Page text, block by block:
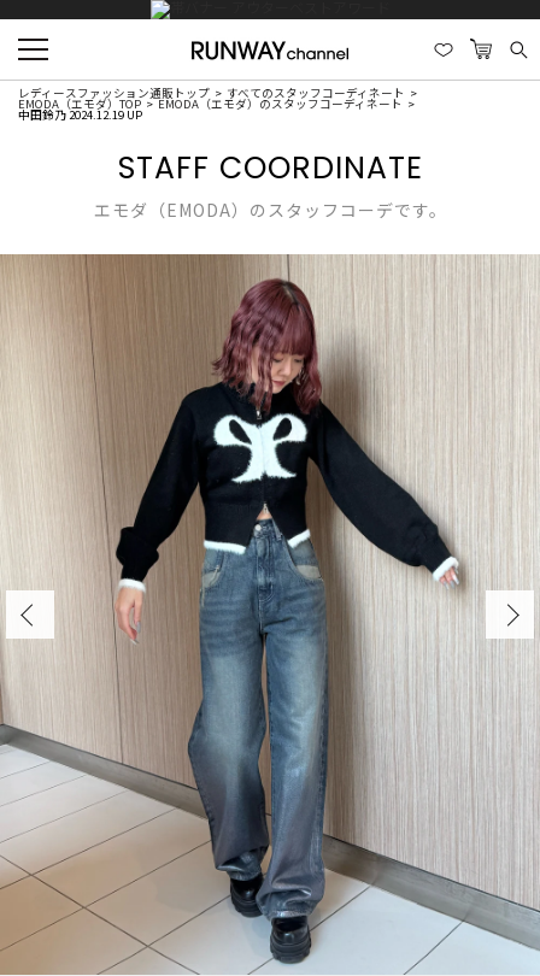
レディースファッション通販トップ すべてのスタッフコーディネート
EMODA（エモダ）TOP EMODA（エモダ）のスタッフコーディネート
中田鈴乃 2024.12.19 UP
STAFF COORDINATE
エモダ（EMODA）のスタッフコーデです。